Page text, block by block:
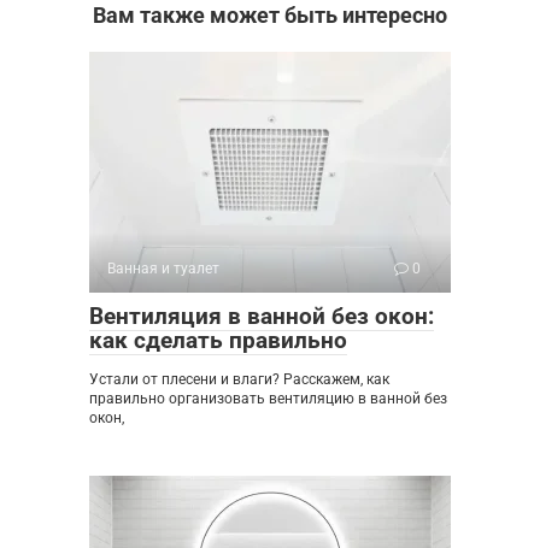
Вам также может быть интересно
Ванная и туалет 0
Вентиляция в ванной без окон:
как сделать правильно
Устали от плесени и влаги? Расскажем, как
правильно организовать вентиляцию в ванной без
окон,